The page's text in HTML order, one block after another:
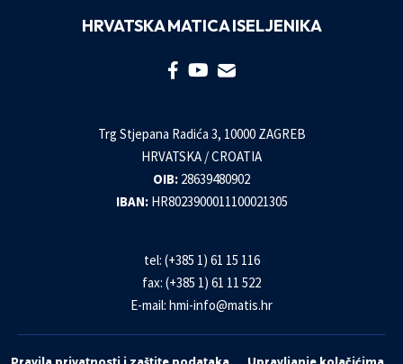
HRVATSKA MATICA ISELJENIKA
Trg Stjepana Radića 3, 10000 ZAGREB
HRVATSKA / CROATIA
OIB: 28639480902
IBAN: HR8023900011100021305
tel: (+385 1) 61 15 116
fax: (+385 1) 61 11 522
E-mail: hmi-info@matis.hr